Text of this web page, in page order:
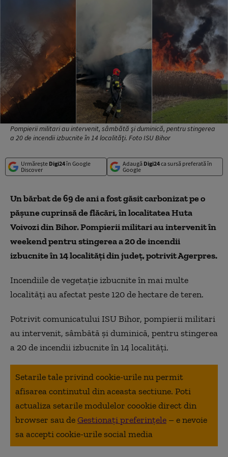
Pompierii militari au intervenit, sâmbătă şi duminică, pentru stingerea
a 20 de incendii izbucnite în 14 localităţi. Foto ISU Bihor
Urmărește Digi24în Google
Discover
Adaugă Digi24ca sursă preferată în
Google
Un bărbat de 69 de ani a fost găsit carbonizat pe o
pășune cuprinsă de flăcări, în localitatea Huta
Voivozi din Bihor. Pompierii militari au intervenit în
weekend pentru stingerea a 20 de incendii
izbucnite în 14 localităţi din județ, potrivit Agerpres.
Incendiile de vegetație izbucnite în mai multe
localități au afectat peste 120 de hectare de teren.
Potrivit comunicatului ISU Bihor, pompierii militari
au intervenit, sâmbătă şi duminică, pentru stingerea
a 20 de incendii izbucnite în 14 localităţi.
Setarile tale privind cookie-urile nu permit
afisarea continutul din aceasta sectiune. Poti
actualiza setarile modulelor coookie direct din
browser sau deGestionați preferințele – e nevoie
sa accepti cookie-urile social media